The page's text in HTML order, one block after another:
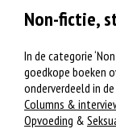
Non-fictie,
In de categorie
goedkope boeken
onderverdeeld in
Columns &
Opvoeding &